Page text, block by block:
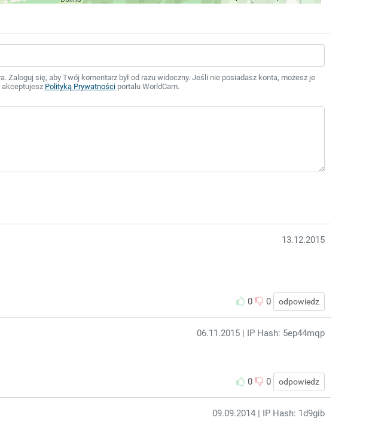
się, aby Twój komentarz był od razu widoczny. Jeśli nie posiadasz konta, możesz je
Polityką Prywatnościportalu WorldCam.
13.12.2015
0
0 odpowiedz
06.11.2015 | IP Hash: 5ep44mqp
0 0 odpowiedz
09.09.2014 | IP Hash: 1d9gib